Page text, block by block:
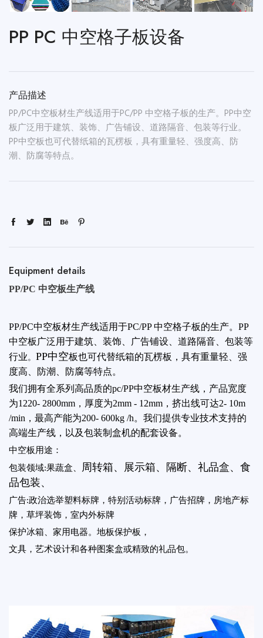
PP PC 中空格子板设备
产品描述
PP/PC中空板材生产线适用于PC/PP 中空格子板的生产。PP中空
板广泛用于建筑、装饰、广告铺设、道路隔音、包装等行业。
PP中空板也可代替纸箱的瓦楞板，具有重量轻、强度高、防
潮、防腐等特点。
Equipment details
PP/PC 中空板生产线
PP/PC中空板材生产线适用于PC/PP 中空格子板的生产。PP
中空板广泛用于建筑、装饰、广告铺设、道路隔音、包装等
行业 。 PP中空板也可代替纸箱的瓦楞板，具有重量轻、强
度高、防潮、防腐等特点。
我们拥有全系列高品质的pc/PP中空板材生产线 ，产品宽度
为1220- 2800mm，厚度为2mm - 12mm，挤出线可达2- 10m
/min，最高产能为200- 600kg /h。我们提供专业技术支持的
高端生产线，以及包装制盒机的配套设备。
中空板用途：
包装领域:果蔬盒、
周转箱、展示箱、隔断、礼品盒、食
品包装、
广告:政治选举塑料标牌，特别活动标牌，广告招牌，房地产标
牌，草坪装饰，室内外标牌
保护冰箱、家用电器。地板保护板，
文具，艺术设计和各种图案盒或精致的礼品包。